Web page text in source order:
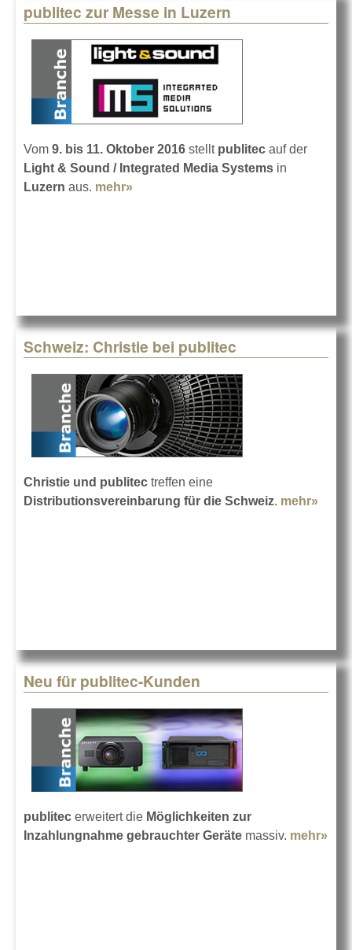
publitec zur Messe in Luzern
Vom 9. bis 11. Oktober 2016 stellt publitec auf der
Light & Sound / Integrated Media Systems in
Luzern aus. mehr»
Schweiz: Christie bei publitec
Christie und publitec treffen eine
Distributionsvereinbarung für die Schweiz. mehr»
Neu für publitec-Kunden
publitec erweitert die Möglichkeiten zur
Inzahlungnahme gebrauchter Geräte massiv. mehr»